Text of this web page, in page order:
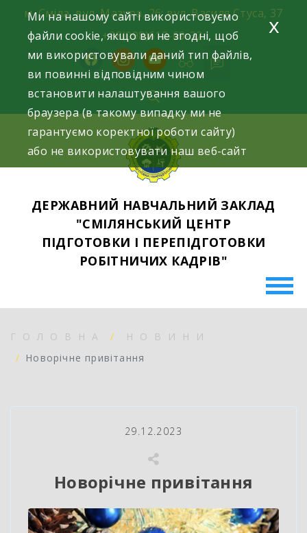
content
м. Сміла, вул. Мазура, 26; вул. Василя Стуса, 37
+38(098)612-69-32.
facebookinstagram
youtube
ДЕРЖАВНИЙ НАВЧАЛЬНИЙ ЗАКЛАД
"СМІЛЯНСЬКИЙ ЦЕНТР
ПІДГОТОВКИ І ПЕРЕПІДГОТОВКИ
РОБІТНИЧИХ КАДРІВ"
ГОЛОВНА
НОВИНИ
Новорічне привітання
29.12.2023
Новорічне привітання
Ми на нашому сайті використовуємо
файли cookie, якщо ви не згодні, щоб
ми використовували даний тип файлів,
ви повинні відповідним чином
встановити налаштування вашого
браузера (в такому випадку ми не
гарантуємо коректної роботи сайту)
або не використовувати наш веб-сайт
x